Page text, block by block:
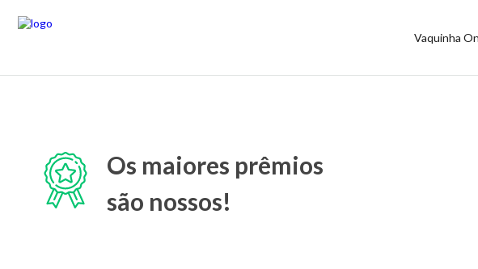
Vaquinha
Os maiores prêmios
são nossos!